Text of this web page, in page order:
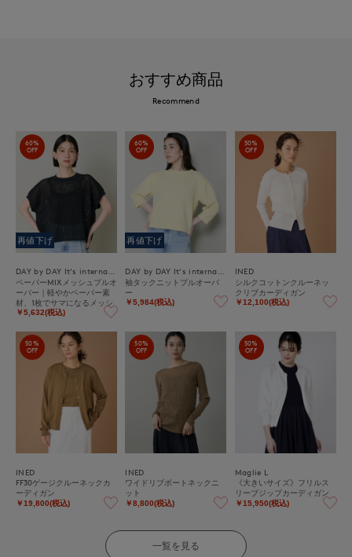
おすすめ商品
Recommend
60%
OFF
再値下げ
ペーパーMIXメッシュプルオ
ーバー｜軽やかペーパー素
材、1枚でサマになるメッシ
ュニット
￥5,632(税込)
60%
OFF
再値下げ
袖タックニットプルオーバ
ー
￥5,984(税込)
50%
OFF
INED
シルクコットンクルーネッ
クリブカーディガン
￥12,100(税込)
50%
OFF
INED
FF30ゲージクルーネックカ
ーディガン
￥19,800(税込)
50%
OFF
INED
ワイドリブボートネックニ
ット
￥8,800(税込)
50%
OFF
Maglie L
《大きいサイズ》フリルス
リーブジップカーディガン
￥15,950(税込)
一覧を見る